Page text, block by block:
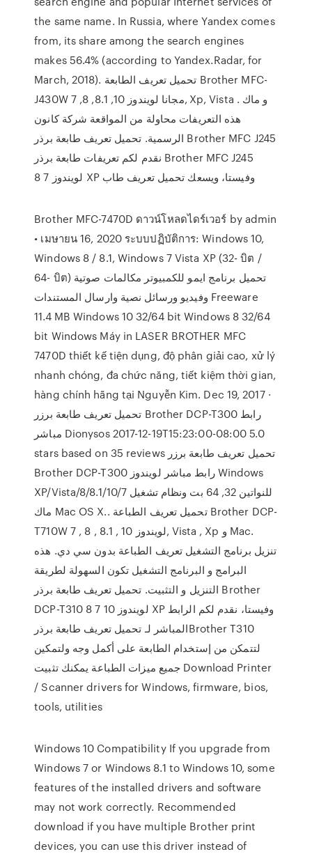
the same name. In Russia, where Yandex comes
from, its share among the search engines
makes 56.4% (according to Yandex.Radar, for
March, 2018). تحميل تعريف الطابعة Brother MFC-
J430W مجانا لويندوز 10, 8.1, 8, 7, Xp, Vista و ماك .
هذه التعريفات محاولة من المواقعة شركة كانون
الرسمية. تحميل تعريف طابعة برذر Brother MFC J245
نقدم لكم تعريفات طابعة برذر Brother MFC J245
لويندوز 7 8 XP وفيستا، ويسعك تحميل تعريف طاب
Brother MFC-7470D ดาวน์โหลดไดร์เวอร์ by admin
• เมษายน 16, 2020 ระบบปฏิบัติการ: Windows 10,
Windows 8 / 8.1, Windows 7 Vista XP (32- บิต /
64- บิต) تحميل برنامج ايمو للكمبيوتر مكالمات صوتية
وفيديو ورسائل نصية وارسال المستندات Freeware
11.4 MB Windows 10 32/64 bit Windows 8 32/64
bit Windows Máy in LASER BROTHER MFC
7470D thiết kế tiện dụng, độ phân giải cao, xử lý
nhanh chóng, đa chức năng, tiết kiệm thời gian,
hàng chính hãng tại Nguyễn Kim. Dec 19, 2017 ·
تحميل تعريف طابعة برزر Brother DCP-T300 رابط
مباشر Dionysos 2017-12-19T15:23:00-08:00 5.0
stars based on 35 reviews تحميل تعريف طابعة برزر
Brother DCP-T300 رابط مباشر لويندوز Windows
XP/Vista/8/8.1/10/7 للنواتين 32, 64 بت ونظام تشغيل
ماك Mac OS X.. تحميل تعريف الطباعة Brother DCP-
T710W لويندوز 10 , 8.1 , 8 , 7, Vista , Xp و Mac.
تنزيل برنامج التشغيل تعريف الطباعة بدون سي دي. هذه
البرامج و البرنامج التشغيل تكون السهولة لطريقة
التنزيل و التثبيت. تحميل تعريف طابعة برذر Brother
DCP-T310 لويندوز 10 7 8 XP وفيستا، نقدم لكم الرابط
المباشر لـ تحميل تعريف طابعة برذرBrother T310
لتتمكن من إستخدام الطابعة على أكمل وجه ولتمكين
جميع ميزات الطباعة يمكنك تثبيت Download Printer
/ Scanner drivers for Windows, firmware, bios,
tools, utilities
Windows 10 Compatibility If you upgrade from
Windows 7 or Windows 8.1 to Windows 10, some
features of the installed drivers and software
may not work correctly. Recommended
download if you have multiple Brother print
devices, you can use this driver instead of